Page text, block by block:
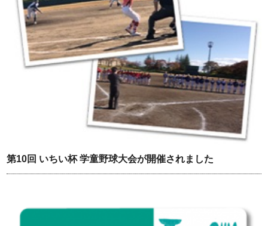
第10回 いちい杯 学童野球大会が開催されました